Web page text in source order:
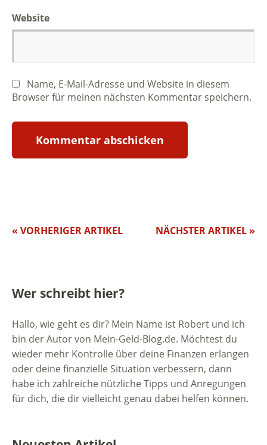
Website
Name, E-Mail-Adresse und Website in diesem
Browser für meinen nächsten Kommentar speichern.
NÄCHSTER ARTIKEL »
« VORHERIGER ARTIKEL
Wer schreibt hier?
Hallo, wie geht es dir? Mein Name ist Robert und ich
bin der Autor von Mein-Geld-Blog.de. Möchtest du
wieder mehr Kontrolle über deine Finanzen erlangen
oder deine finanzielle Situation verbessern, dann
habe ich zahlreiche nützliche Tipps und Anregungen
für dich, die dir vielleicht genau dabei helfen können.